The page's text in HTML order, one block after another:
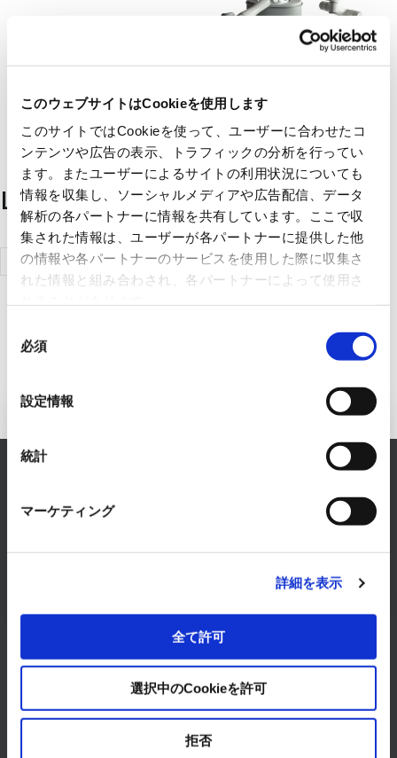
このウェブサイトはCookieを使用します
このサイトではCookieを使って、ユーザーに合わせたコ
ンテンツや広告の表示、トラフィックの分析を行ってい
ます。またユーザーによるサイトの利用状況についても
情報を収集し、ソーシャルメディアや広告配信、データ
解析の各パートナーに情報を共有しています。ここで収
集された情報は、ユーザーが各パートナーに提供した他
の情報や各パートナーのサービスを使用した際に収集さ
れた情報と組み合わされ、各パートナーによって使用さ
必須
設定情報
統計
マーケティング
詳細を表示
全て許可
選択中のCookieを許可
拒否
List of handling manufacturers
Elite Robot
Inquiry to FA Systems Business
Please feel free to consult with us.
Products & Services